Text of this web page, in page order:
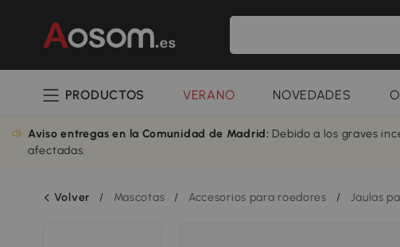
PRODUCTOS VERANO NOVEDADES
Aviso entregas en la Comunidad de Madrid: Debido a los graves
afectadas.
Volver / Mascotas / Accesorios para roedores / Jaulas